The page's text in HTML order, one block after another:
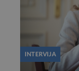
INTERVIJA